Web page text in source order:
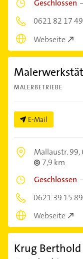
Geschlossen
0621 82 17 49
Webseite
MALERBETRIEBE
E-Mail
Mallaustr. 99,
7,9 km
Geschlossen
0621 39 15
Webseite
Krug